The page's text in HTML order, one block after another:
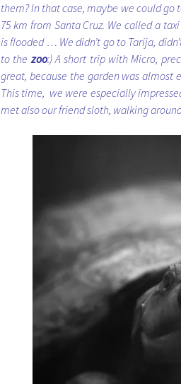
them? In that case, maybe we could go
75 km from Santa Cruz. We called a
is flooded … We didn’t go to Tarija,
to thezoo:) A short trip with Micro,
great, because the garden was almost
This time, we were especially
met also our friend sloth, walking around